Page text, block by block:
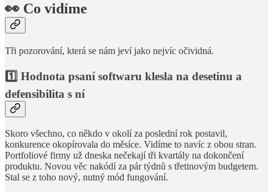
👀 Co vidíme
Tři pozorování, která se nám jeví jako nejvíc očividná.
1️⃣ Hodnota psaní softwaru klesla na desetinu a
defensibilita s ní
Skoro všechno, co někdo v okolí za poslední rok postavil,
konkurence okopírovala do měsíce. Vidíme to navíc z obou stran.
Portfoliové firmy už dneska nečekají tři kvartály na dokončení
produktu. Novou věc nakódí za pár týdnů s třetinovým budgetem.
Stal se z toho nový, nutný mód fungování.